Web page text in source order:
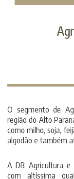
O segmento de
região do Alto
como milho, soja,
algodão e também
A DB Agricultura e
com altíssima